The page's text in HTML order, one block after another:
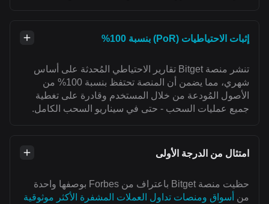
إثبات الاحتياطيات (PoR) بنسبة 100%
تنشر منصة Bitget تقارير الاحتياطي المُحدثة على أساس
شهري، مما يضمن أن المنصة تحتفظ بنسبة 100% من
الأصول المُودعة من خلال المستخدم وقادرة على تغطية
جميع عمليات السحب - حتى في سيناريو السحب الكامل.
امتثال من الدرجة الأولى
حظيت منصة Bitget باعتراف من Forbes بوصفها واحدة
من أسواق ومنصات تداول العملات المشفرة الأكثر موثوقية